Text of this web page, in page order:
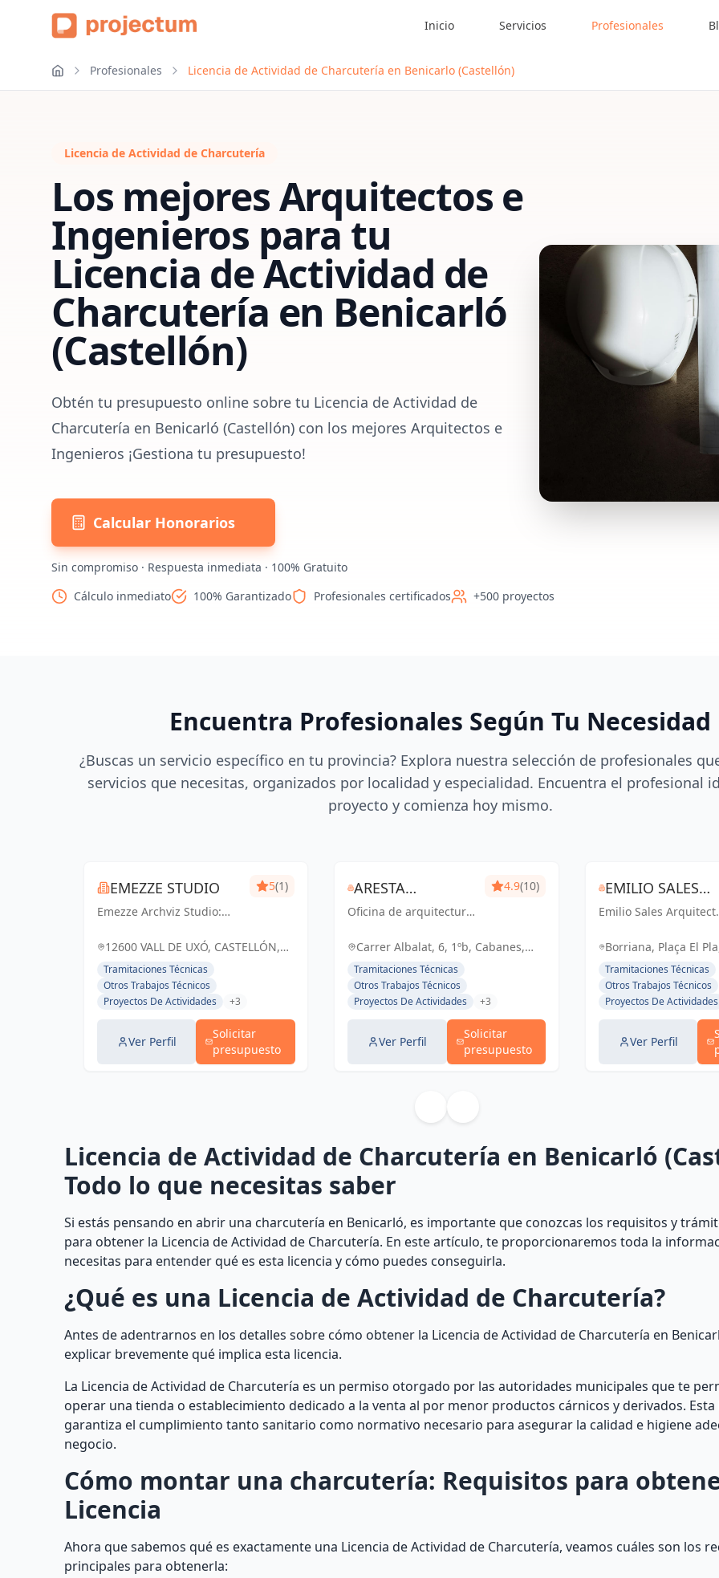
Inicio Servicios Profesionales
Profesionales Licencia de Actividad de Charcutería en Benicarlo (Castellón)
Licencia de Actividad de Charcutería
Los mejores Arquitectos e
Ingenieros para tu
Licencia de Actividad de
Charcutería en Benicarló
(Castellón)
Obtén tu presupuesto online sobre tu Licencia de Actividad de
Charcutería en Benicarló (Castellón) con los mejores Arquitectos e
Ingenieros ¡Gestiona tu presupuesto!
Calcular Honorarios
Sin compromiso · Respuesta inmediata · 100% Gratuito
Cálculo inmediato
100% Garantizado Profesionales certificados +500 proyectos
Encuentra Profesionales Según Tu Necesidad
¿Buscas un servicio específico en tu provincia? Explora nuestra selección de profesionales
servicios que necesitas, organizados por localidad y especialidad. Encuentra el profesional
proyecto y comienza hoy mismo.
EMEZZE STUDIO
Emezze Archviz Studio:
arquitectónicos en la Vall
Imágenes que inspiran
realidad.
5(1)
12600 VALL DE UXÓ, CASTELLÓN,
ESPAÑA, España
Tramitaciones Técnicas
Otros Trabajos Técnicos
Proyectos De Actividades
+3
Ver Perfil
Solicitar
presupuesto
ARESTA
ARQUITECTURA I
GESTIO SLP
Oficina de arquitectura
rehabilitación de
4.9(10)
Carrer Albalat, 6, 1ºb, Cabanes,
España, España
Tramitaciones Técnicas
Otros Trabajos Técnicos
Proyectos De Actividades
+3
Ver Perfil
Solicitar
presupuesto
EMILIO SALES
ARQUITECTE
TÉCNIC
Emilio Sales
espacios funcionales y
estéticos para un
inspirador. Tu visión,
nuestro compromiso.
Borriana, Plaça El
Borriana, Castelló,
Tramitaciones Técnicas
Otros Trabajos Técnicos
Proyectos De Actividades
Ver Perfil
Licencia de Actividad de Charcutería en Benicarló
Todo lo que necesitas saber
Si estás pensando en abrir una charcutería en Benicarló, es importante que conozcas los requisitos y
para obtener la Licencia de Actividad de Charcutería. En este artículo, te proporcionaremos toda la
necesitas para entender qué es esta licencia y cómo puedes conseguirla.
¿Qué es una Licencia de Actividad de Charcutería?
Antes de adentrarnos en los detalles sobre cómo obtener la Licencia de Actividad de Charcutería en
explicar brevemente qué implica esta licencia.
La Licencia de Actividad de Charcutería es un permiso otorgado por las autoridades municipales que te
operar una tienda o establecimiento dedicado a la venta al por menor productos cárnicos y derivados. Esta
garantiza el cumplimiento tanto sanitario como normativo necesario para asegurar la calidad e higiene
negocio.
Cómo montar una charcutería: Requisitos para
Licencia
Ahora que sabemos qué es exactamente una Licencia de Actividad de Charcutería, veamos cuáles son los
principales para obtenerla: